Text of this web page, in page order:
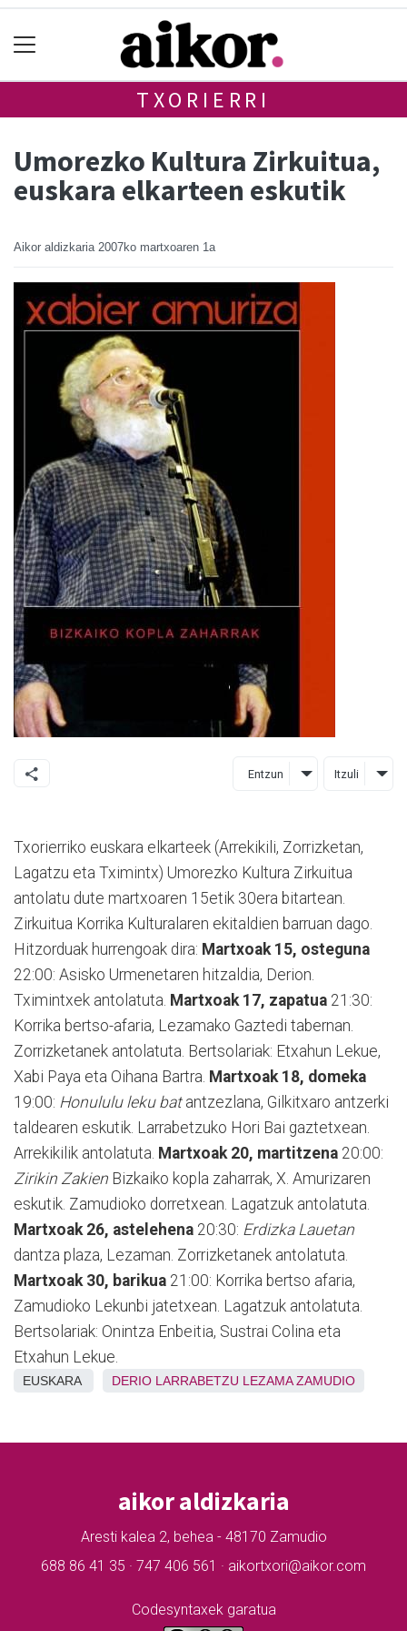
TXORIERRI
Umorezko Kultura Zirkuitua,
euskara elkarteen eskutik
Aikor aldizkaria 2007ko martxoaren 1a
Entzun Itzuli
Txorierriko euskara elkarteek (Arrekikili, Zorrizketan,
Lagatzu eta Tximintx) Umorezko Kultura Zirkuitua
antolatu dute martxoaren 15etik 30era bitartean.
Zirkuitua Korrika Kulturalaren ekitaldien barruan dago.
Hitzorduak hurrengoak dira: Martxoak 15, osteguna
22:00: Asisko Urmenetaren hitzaldia, Derion.
Tximintxek antolatuta. Martxoak 17, zapatua 21:30:
Korrika bertso-afaria, Lezamako Gaztedi tabernan.
Zorrizketanek antolatuta. Bertsolariak: Etxahun Lekue,
Xabi Paya eta Oihana Bartra. Martxoak 18, domeka
19:00: Honululu leku batantzezlana, Gilkitxaro antzerki
taldearen eskutik. Larrabetzuko Hori Bai gaztetxean.
Arrekikilik antolatuta. Martxoak 20, martitzena 20:00:
Zirikin Zakien Bizkaiko kopla zaharrak, X. Amurizaren
eskutik. Zamudioko dorretxean. Lagatzuk antolatuta.
Martxoak 26, astelehena 20:30: Erdizka Lauetan
dantza plaza, Lezaman. Zorrizketanek antolatuta.
Martxoak 30, barikua 21:00: Korrika bertso afaria,
Zamudioko Lekunbi jatetxean. Lagatzuk antolatuta.
Bertsolariak: Onintza Enbeitia, Sustrai Colina eta
Etxahun Lekue.
EUSKARA DERIO LARRABETZU LEZAMA ZAMUDIO
aikor aldizkaria
Aresti kalea 2, behea - 48170 Zamudio
688 86 41 35 · 747 406 561 · aikortxori@aikor.com
Codesyntaxek garatua